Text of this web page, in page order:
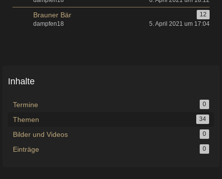
Brauner Bär
12
dampfen18
5. April 2021 um 17:04
Inhalte
Termine 0
Themen 34
Bilder und Videos 0
Einträge 0